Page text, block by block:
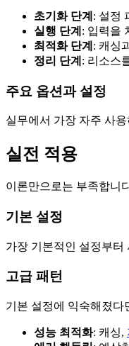
초기화 단계 : 설정
실행 단계 : 입력을
최적화 단계 : 캐싱
정리 단계 : 리소스
주요 옵션과 설정
실무에서 가장 자주 사
실전 적용
이론만으로는 부족합니
기본 설정
가장 기본적인 설정부터
고급 패턴
기본 설정에 익숙해졌다
성능 최적화: 캐싱,